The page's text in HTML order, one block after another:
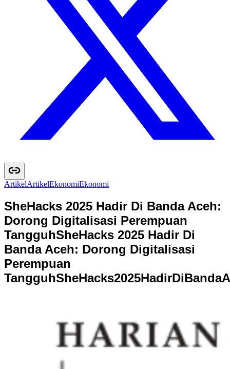
ArtikelArtikelEkonomiEkonomi
SheHacks 2025 Hadir Di Banda Aceh:
Dorong Digitalisasi Perempuan
TangguhSheHacks 2025 Hadir Di
Banda Aceh: Dorong Digitalisasi
Perempuan
TangguhSheHacks2025HadirDiBandaA